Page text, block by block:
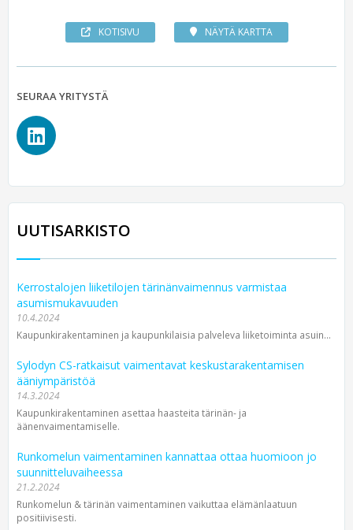
KOTISIVU NÄYTÄ KARTTA
SEURAA YRITYSTÄ
UUTISARKISTO
Kerrostalojen liiketilojen tärinänvaimennus varmistaa
asumismukavuuden
10.4.2024
Kaupunkirakentaminen ja kaupunkilaisia palveleva liike­toiminta asuin­...
Sylodyn CS-ratkaisut vaimentavat keskustarakentamisen
ääniympäristöä
14.3.2024
Kaupunkirakentaminen asettaa haasteita tärinän- ja
äänenvaimentamiselle.
Runkomelun vaimentaminen kannattaa ottaa huomioon jo
suunnitteluvaiheessa
21.2.2024
Runkomelun & tärinän vaimentaminen vaikuttaa elämänlaatuun
positiivisesti.